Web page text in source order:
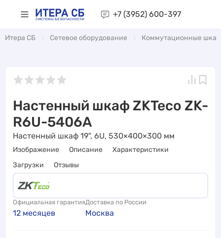
+7 (3952) 600-397
Итера СБ Сетевое оборудование Коммутационные
Настенный шкаф ZKTeco ZK-
R6U-5406A
Настенный шкаф 19", 6U, 530×400×300 мм
Изображение Описание
Характеристики
Загрузки
Отзывы
Официальная гарантия
12 месяцев
Доставка по России
Москва